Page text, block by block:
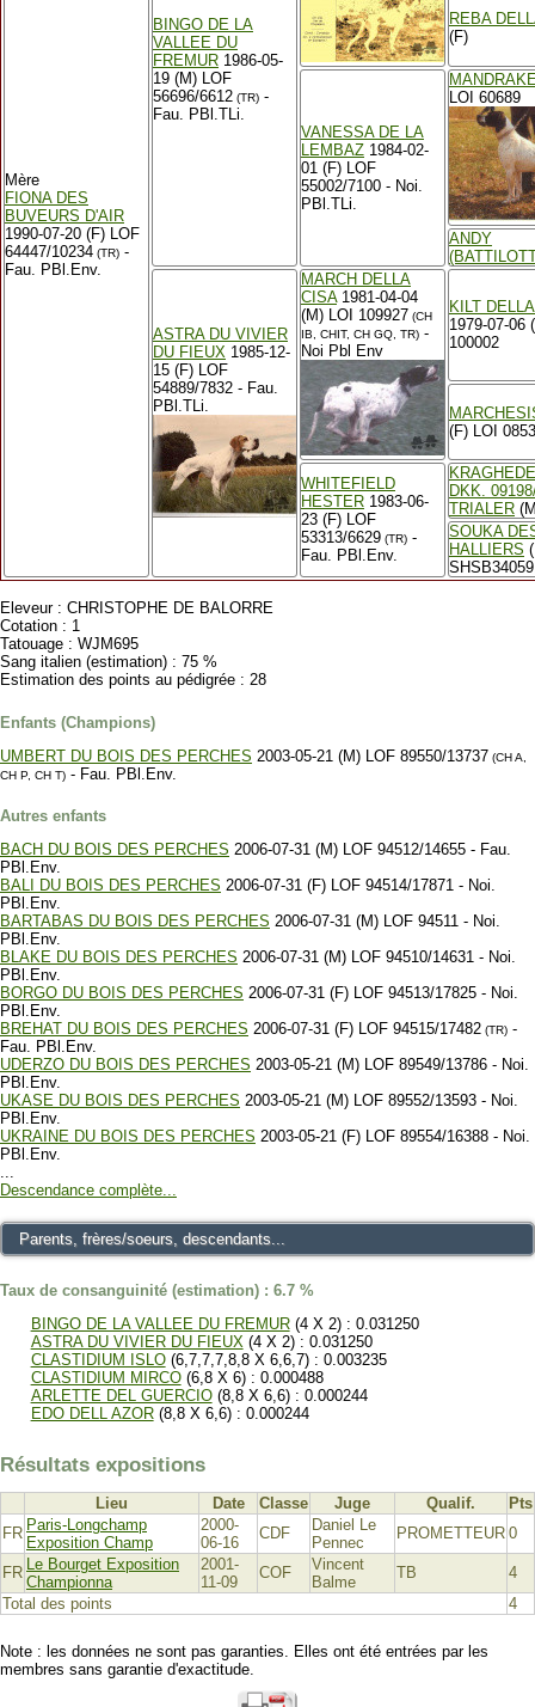
Mère
FIONA DES
BUVEURS D'AIR
1990-07-20 (F) LOF
64447/10234 (TR) -
Fau. PBl.Env.
BINGO DE LA
VALLEE DU
FREMUR 1986-05-
19 (M) LOF
56696/6612 (TR) -
Fau. PBl.TLi.
REBA
(F)
VANESSA DE LA
LEMBAZ 1984-02-
01 (F) LOF
55002/7100 - Noi.
PBl.TLi.
LOI 60689
ANDY
ASTRA DU VIVIER
DU FIEUX 1985-12-
15 (F) LOF
54889/7832 - Fau.
PBl.TLi.
MARCH DELLA
CISA1981-04-04
(M) LOI 109927 (CH
IB, CHIT, CH GQ, TR) -
Noi Pbl Env
KILT
1979-07-06
100002
(F) LOI
WHITEFIELD
HESTER 1983-06-
23 (F) LOF
53313/6629 (TR) -
Fau. PBl.Env.
DKK.
TRIALER
SOUKA
HALLIERS
Eleveur : CHRISTOPHE DE BALORRE
Cotation : 1
Tatouage : WJM695
Sang italien (estimation) : 75 %
Estimation des points au pédigrée : 28
Enfants (Champions)
UMBERT DU BOIS DES PERCHES 2003-05-21 (M) LOF 89550/13737 (CH A,
CH P, CH T) - Fau. PBl.Env.
Autres enfants
BACH DU BOIS DES PERCHES 2006-07-31 (M) LOF 94512/14655 - Fau.
PBl.Env.
BALI DU BOIS DES PERCHES 2006-07-31 (F) LOF 94514/17871 - Noi.
PBl.Env.
BARTABAS DU BOIS DES PERCHES 2006-07-31 (M) LOF 94511 - Noi.
PBl.Env.
BLAKE DU BOIS DES PERCHES 2006-07-31 (M) LOF 94510/14631 - Noi.
PBl.Env.
BORGO DU BOIS DES PERCHES 2006-07-31 (F) LOF 94513/17825 - Noi.
PBl.Env.
BREHAT DU BOIS DES PERCHES 2006-07-31 (F) LOF 94515/17482 (TR) -
Fau. PBl.Env.
UDERZO DU BOIS DES PERCHES 2003-05-21 (M) LOF 89549/13786 - Noi.
PBl.Env.
UKASE DU BOIS DES PERCHES 2003-05-21 (M) LOF 89552/13593 - Noi.
PBl.Env.
UKRAINE DU BOIS DES PERCHES 2003-05-21 (F) LOF 89554/16388 - Noi.
PBl.Env.
...
Descendance complète...
Parents, frères/soeurs, descendants...
Taux de consanguinité (estimation) : 6.7 %
BINGO DE LA VALLEE DU FREMUR(4 X 2) : 0.031250
ASTRA DU VIVIER DU FIEUX (4 X 2) : 0.031250
CLASTIDIUM ISLO(6,7,7,7,8,8 X 6,6,7) : 0.003235
CLASTIDIUM MIRCO(6,8 X 6) : 0.000488
ARLETTE DEL GUERCIO(8,8 X 6,6) : 0.000244
EDO DELL AZOR(8,8 X 6,6) : 0.000244
Résultats expositions
Lieu Date Classe Juge Qualif.
Pts
FR Paris-Longchamp
Exposition Champ
2000-
06-16
CDF
Daniel Le
Pennec
PROMETTEUR 0
FR Le Bourget Exposition
Championna
2001-
11-09
COF
Vincent
Balme
TB
4
Total des points
4
Note : les données ne sont pas garanties. Elles ont été entrées par les
membres sans garantie d'exactitude.